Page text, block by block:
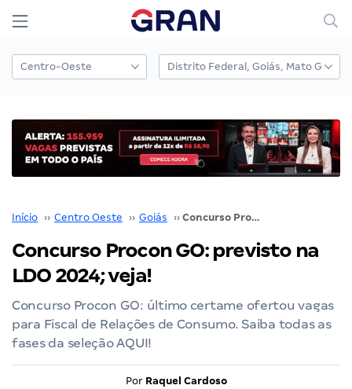
Início ›› Centro Oeste ›› Goiás ›› Concurso Procon GO: previsto na LDO 2024; veja!
Concurso Procon GO: previsto na
LDO 2024; veja!
Concurso Procon GO: último certame ofertou vagas
para Fiscal de Relações de Consumo. Saiba todas as
fases da seleção AQUI!
Por Raquel Cardoso